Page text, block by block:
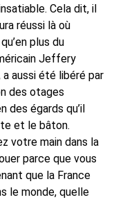
Cela dit, il
réussi là où
plus du
Jeffery
aussi été libéré par
des otages
des égards qu’il
et le bâton.
votre main dans la
parce que vous
que la France
le monde, quelle